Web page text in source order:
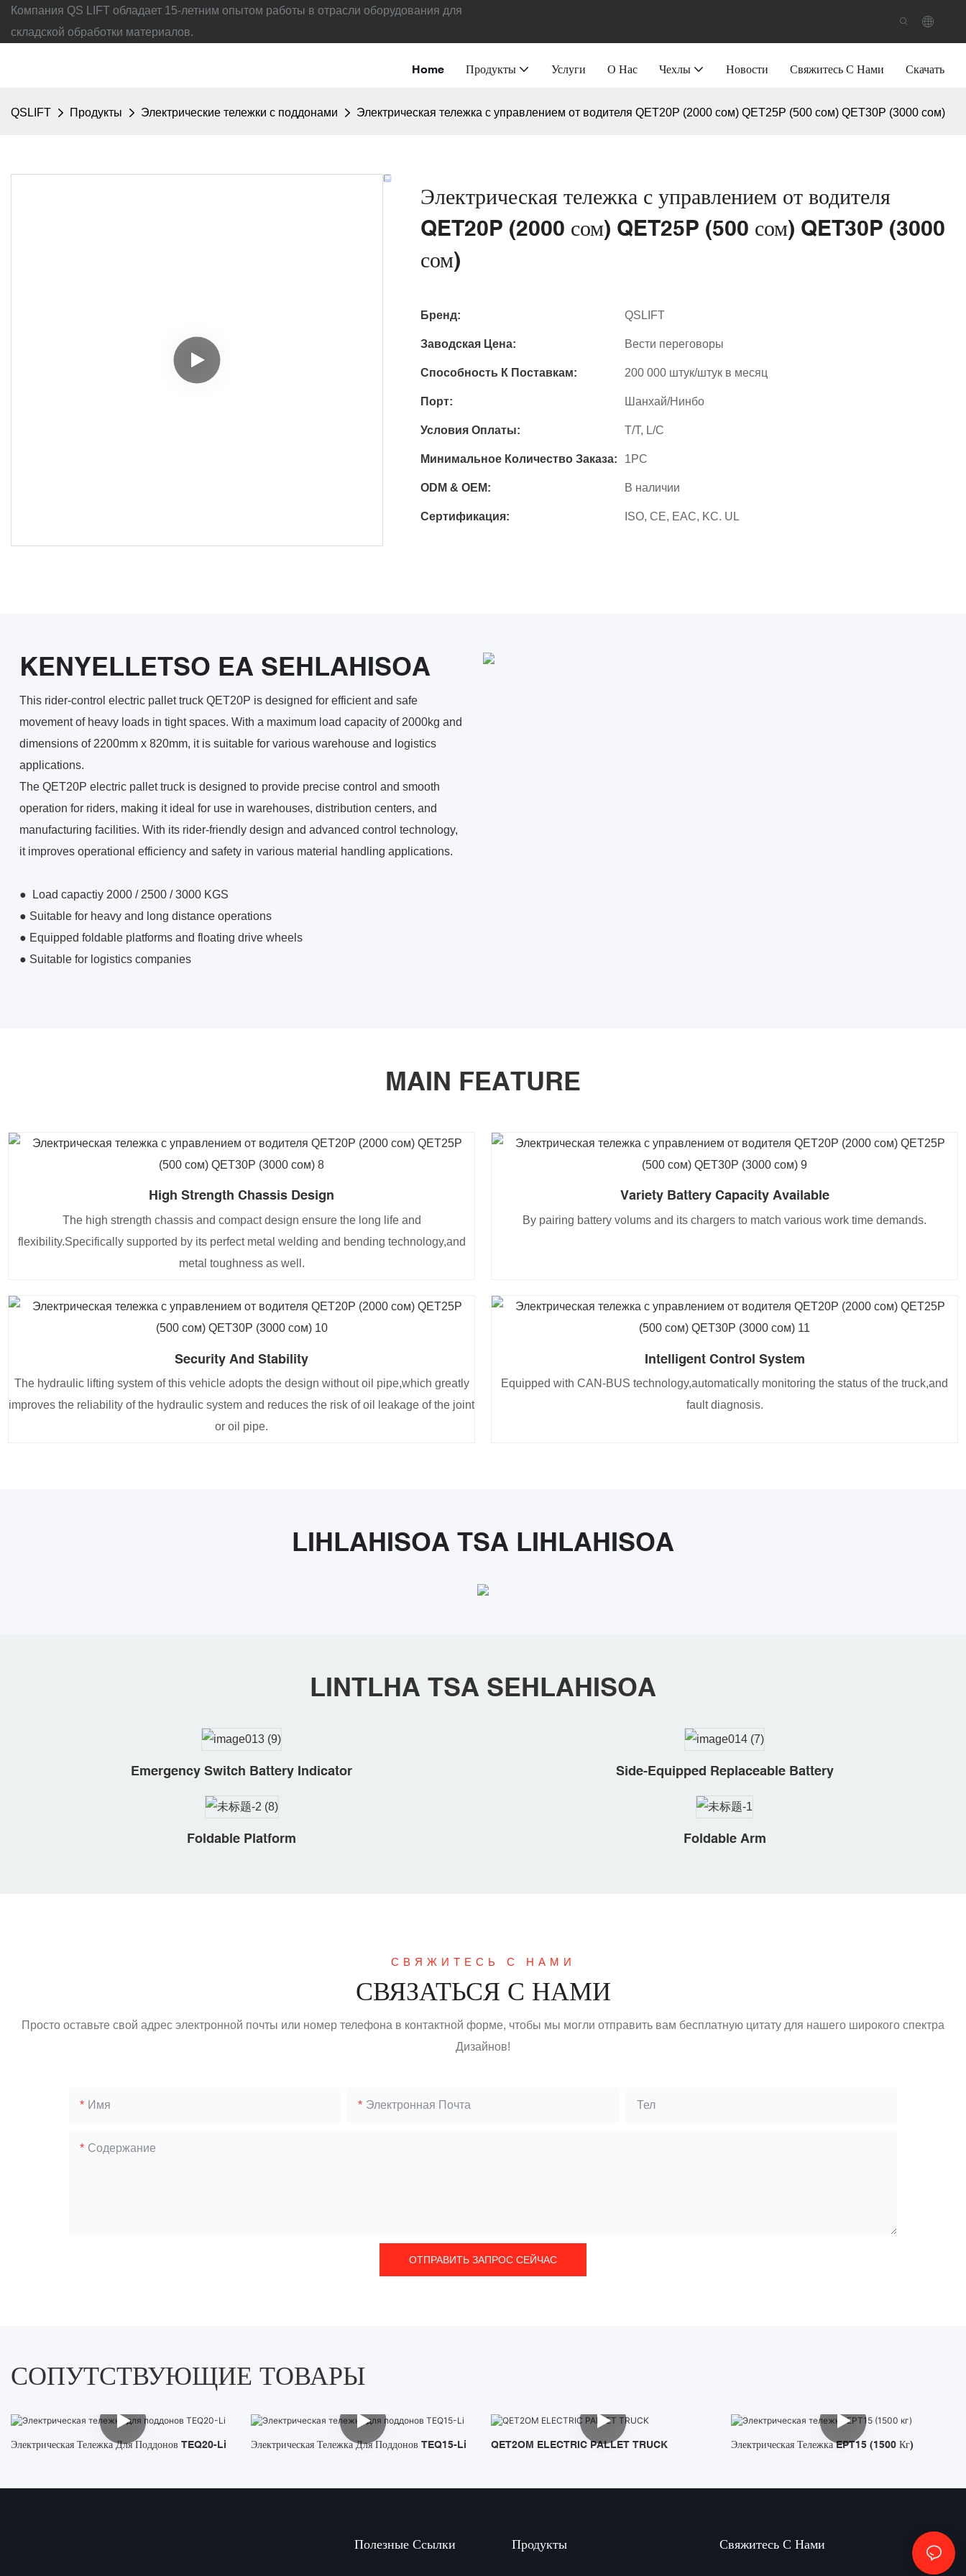
Компания QS LIFT обладает 15-летним опытом работы в отрасли оборудования для
складской обработки материалов.
Home Продукты Услуги О Нас Чехлы Новости Свяжитесь С Нами Скачать
QSLIFT Продукты Электрические тележки с поддонами Электрическая тележка с управлением от водителя QET20P (2000 сом) QET25P (500 сом) QET30P (3000 сом)
Электрическая тележка с управлением от водителя
QET20P (2000 сом) QET25P (500 сом) QET30P (3000
сом)
Бренд: QSLIFT
Заводская Цена: Вести переговоры
Способность К Поставкам: 200 000 штук/штук в месяц
Порт: Шанхай/Нинбо
Условия Оплаты: T/T, L/C
Минимальное Количество Заказа: 1PC
ODM & OEM: В наличии
Сертификация: ISO, CE, EAC, KC. UL
KENYELLETSO EA SEHLAHISOA
This rider-control electric pallet truck QET20P is designed for efficient and safe
movement of heavy loads in tight spaces. With a maximum load capacity of 2000kg and
dimensions of 2200mm x 820mm, it is suitable for various warehouse and logistics
applications.
The QET20P electric pallet truck is designed to provide precise control and smooth
operation for riders, making it ideal for use in warehouses, distribution centers, and
manufacturing facilities. With its rider-friendly design and advanced control technology,
it improves operational efficiency and safety in various material handling applications.
●
Load capactiy 2000 / 2500 / 3000 KGS
● Suitable for heavy and long distance operations
● Equipped foldable platforms and floating drive wheels
● Suitable for logistics companies
MAIN FEATURE
High Strength Chassis Design
The high strength chassis and compact design ensure the long life and
flexibility.Specifically supported by its perfect metal welding and bending technology,and
metal toughness as well.
Variety Battery Capacity Available
By pairing battery volums and its chargers to match various work time demands.
Security And Stability
The hydraulic lifting system of this vehicle adopts the design without oil pipe,which greatly
improves the reliability of the hydraulic system and reduces the risk of oil leakage of the joint
or oil pipe.
Intelligent Control System
Equipped with CAN-BUS technology,automatically monitoring the status of the truck,and
fault diagnosis.
LIHLAHISOA TSA LIHLAHISOA
LINTLHA TSA SEHLAHISOA
Emergency Switch Battery Indicator Side-Equipped Replaceable Battery
Foldable Platform Foldable Arm
СВЯЖИТЕСЬ С НАМИ
СВЯЗАТЬСЯ С НАМИ
Просто оставьте свой адрес электронной почты или номер телефона в контактной форме, чтобы мы могли отправить вам бесплатную цитату для нашего широкого спектра
Дизайнов!
Имя Электронная Почта Тел
Содержание
ОТПРАВИТЬ ЗАПРОС СЕЙЧАС
СОПУТСТВУЮЩИЕ ТОВАРЫ
Электрическая Тележка Для Поддонов TEQ20-Li Электрическая Тележка Для Поддонов TEQ15-Li QET2OM ELECTRIC PALLET TRUCK Электрическая Тележка EPT15 (1500 Кг)
Полезные Ссылки Продукты Свяжитесь С Нами